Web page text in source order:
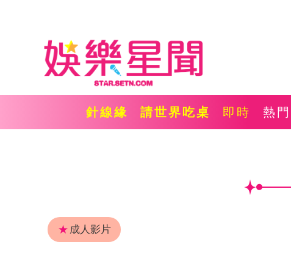
針線緣 請世界吃桌 即時 熱門
★ 成人影片